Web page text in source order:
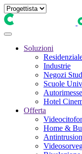
Soluzioni
Industrie
Negozi
Scuole
Hotel
Offerta
Home &